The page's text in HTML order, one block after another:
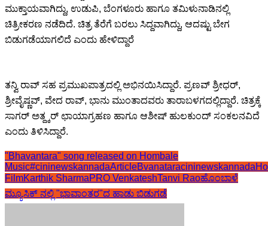
ಮುಕ್ತಾಯವಾಗಿದ್ದು, ಉಡುಪಿ, ಬೆಂಗಳೂರು ಹಾಗೂ ತಮಿಳುನಾಡಿನಲ್ಲಿ
ಚಿತ್ರೀಕರಣ ನಡೆದಿದೆ. ಚಿತ್ರ ತೆರೆಗೆ ಬರಲು ಸಿದ್ದವಾಗಿದ್ದು, ಆದಷ್ಟು ಬೇಗ
ಬಿಡುಗಡೆಯಾಗಲಿದೆ ಎಂದು ಹೇಳಿದ್ದಾರೆ
ತನ್ವಿ ರಾವ್ ಸಹ ಪ್ರಮುಖಪಾತ್ರದಲ್ಲಿ ಅಭಿನಯಿಸಿದ್ದಾರೆ. ಪ್ರಣವ್ ಶ್ರೀಧರ್,
ಶ್ರೀವೈಷ್ಣವ್, ವೇದ ರಾವ್, ಭಾನು ಮುಂತಾದವರು ತಾರಾಬಳಗದಲ್ಲಿದ್ದಾರೆ. ಚಿತ್ರಕ್ಕೆ
ಸಾಗರ್ ಅತ್ದ್ಕರ್ ಛಾಯಾಗ್ರಹಣ ಹಾಗೂ ಆಶೀಷ್ ಹುಲಕುಂದ್ ಸಂಕಲನವಿದೆ
ಎಂದು ತಿಳಿಸಿದ್ದಾರೆ.
"Bhavantara" song released on Hombale
Music#cininewskannadaArticleBvanataracininewskannada
FilmKarthik SharmaPRO VenkateshTanvi Raoಹೊಂಬಾಳೆ
ಮ್ಯೂಸಿಕ್ ನಲ್ಲಿ "ಭಾವಾಂತರ"ದ ಹಾಡು ಬಿಡುಗಡೆ